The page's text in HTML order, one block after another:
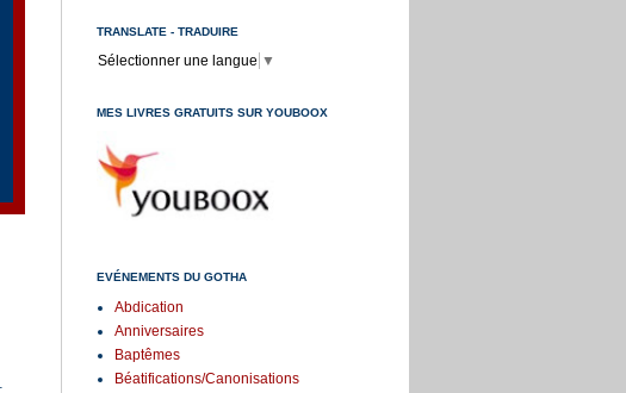
TRANSLATE - TRADUIRE
Sélectionner une langue ▼
MES LIVRES GRATUITS SUR YOUBOOX
EVÉNEMENTS DU GOTHA
Abdication
Anniversaires
Baptêmes
Béatifications/Canonisations